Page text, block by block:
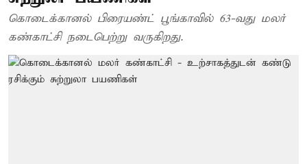
கொடைக்கானல் பிரையண்ட் பூங்காவில் 63-வது மலர்
கண்காட்சி நடைபெற்று வருகிறது.